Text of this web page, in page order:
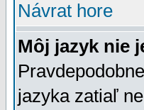
Návrat hore
Môj jazyk nie
jazyka zatiaľ